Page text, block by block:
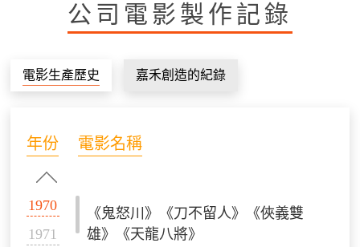
公司電影製作記錄
電影生產歷史 嘉禾創造的紀錄
年份 電影名稱
1970
1971
《鬼怒川》《刀不留人》《俠義雙
雄》《天龍八將》